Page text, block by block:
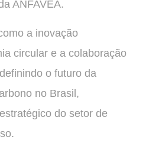
ANFAVEA.
a inovação
circular e a colaboração
o futuro da
no Brasil,
do setor de